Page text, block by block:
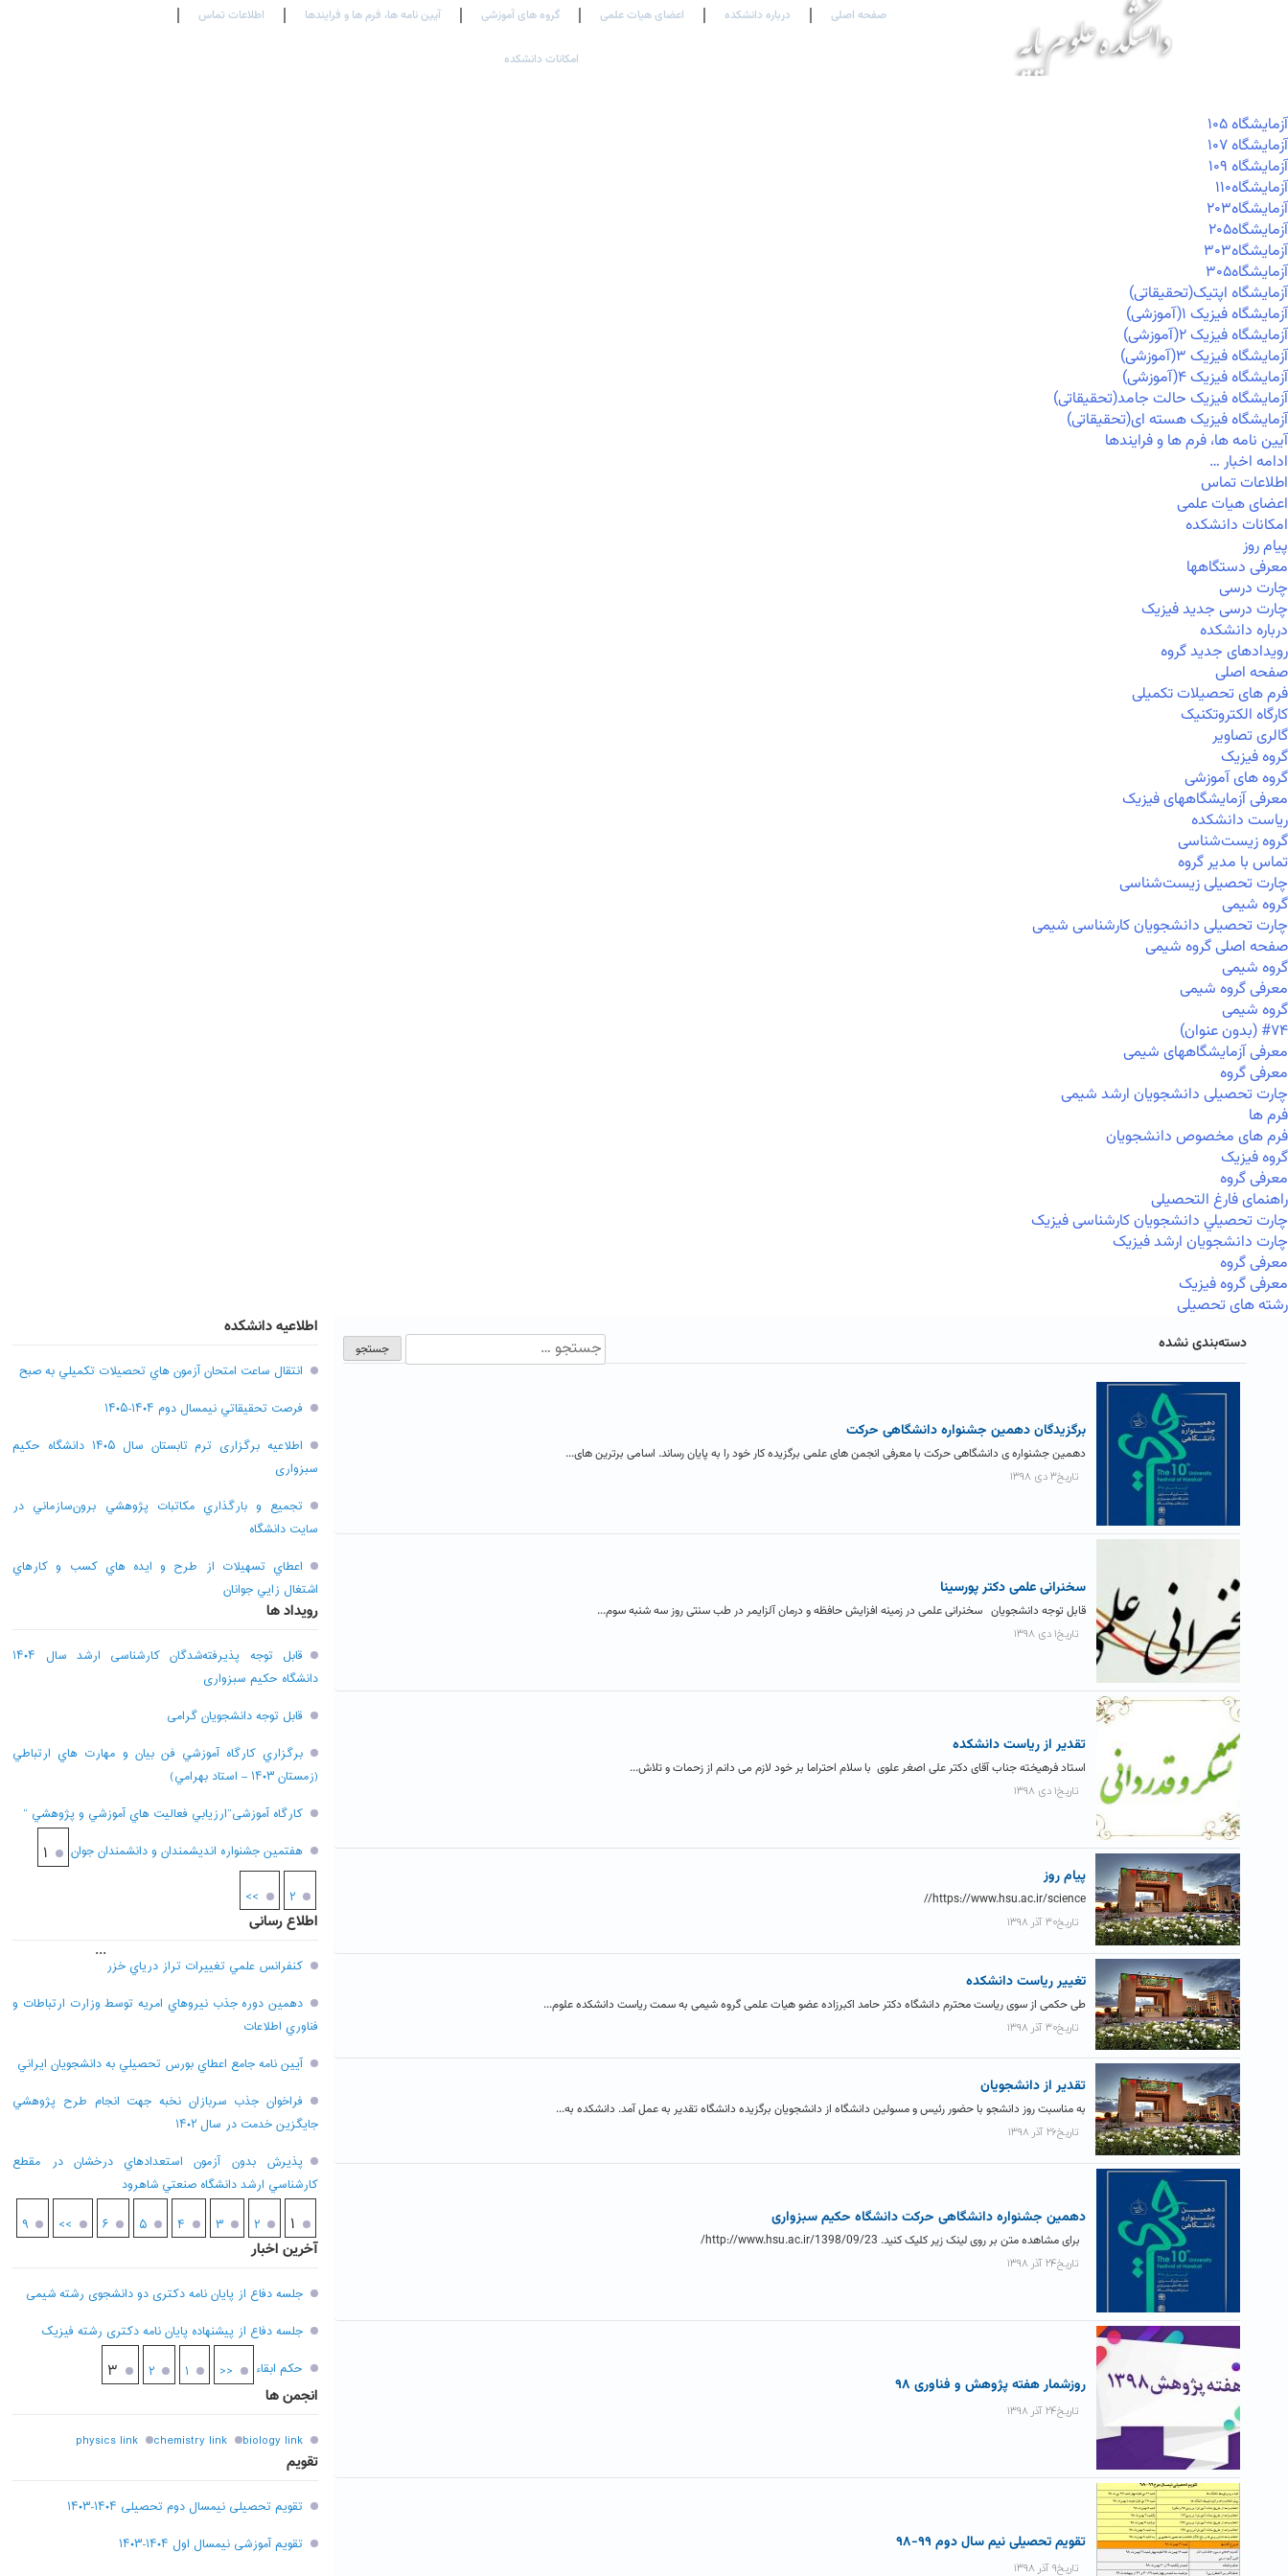
صفحه اصلی درباره دانشکده اعضای هیات علمی گروه های آموزشی آیین نامه ها، فرم ها و فرایندها اطلاعات تماس
امکانات دانشکده
آزمايشگاه ۱۰۵
آزمايشگاه ۱۰۷
آزمايشگاه ۱۰۹
آزمايشگاه۱۱۰
آزمايشگاه۲۰۳
آزمايشگاه۲۰۵
آزمايشگاه۳۰۳
آزمايشگاه۳۰۵
آزمایشگاه اپتیک(تحقیقاتی)
آزمایشگاه فیزیک ۱(آموزشی)
آزمایشگاه فیزیک ۲(آموزشی)
آزمایشگاه فیزیک ۳(آموزشی)
آزمایشگاه فیزیک ۴(آموزشی)
آزمایشگاه فیزیک حالت جامد(تحقیقاتی)
آزمایشگاه فیزیک هسته ای(تحقیقاتی)
آیین نامه ها، فرم ها و فرایندها
ادامه اخبار …
اطلاعات تماس
اعضای هیات علمی
امکانات دانشکده
پیام روز
معرفی دستگاهها
چارت درسی
چارت درسی جدید فیزیک
درباره دانشکده
رویدادهای جدید گروه
صفحه اصلی
فرم های تحصیلات تکمیلی
کارگاه الکتروتکنیک
گالری تصاویر
گروه فیزیک
گروه های آموزشی
معرفی آزمایشگاههای فیزیک
ریاست دانشکده
گروه زیست‌شناسی
تماس با مدیر گروه
چارت تحصیلی زیست‌شناسی
گروه شیمی
چارت تحصیلی دانشجویان کارشناسی شیمی
صفحه اصلی گروه شیمی
گروه شیمی
معرفی گروه شیمی
گروه شیمی
#۷۴ (بدون عنوان)
معرفی آزمایشگاههای شیمی
معرفی گروه
چارت تحصیلی دانشجویان ارشد شیمی
فرم ها
فرم های مخصوص دانشجویان
گروه فیزیک
معرفی گروه
راهنمای فارغ التحصیلی
چارت تحصيلي دانشجویان کارشناسی فیزیک
چارت دانشجویان ارشد فیزیک
معرفی گروه
معرفی گروه فیزیک
رشته های تحصیلی
دسته‌بندی نشده
برگزیدگان دهمین جشنواره دانشگاهی حرکت
دهمین جشنواره ی دانشگاهی حرکت با معرفی انجمن های علمی برگزیده کار خود را به پایان رساند. اسامی برترین های...
تاریخ۳ دی ۱۳۹۸
سخنرانی علمی دکتر پورسینا
قابل توجه دانشجویان سخنرانی علمی در زمینه افزایش حافظه و درمان آلزایمر در طب سنتی روز سه شنبه سوم...
تاریخ۱ دی ۱۳۹۸
تقدیر از ریاست دانشکده
استاد فرهیخته جناب آقای دکتر علی اصغر علوی با سلام احتراما بر خود لازم می دانم از زحمات و تلاش...
تاریخ۱ دی ۱۳۹۸
پیام روز
https://www.hsu.ac.ir/science//
تاریخ۳۰ آذر ۱۳۹۸
تغییر ریاست دانشکده
طی حکمی از سوی ریاست محترم دانشگاه دکتر حامد اکبرزاده عضو هیات علمی گروه شیمی به سمت ریاست دانشکده علوم...
تاریخ۳۰ آذر ۱۳۹۸
تقدیر از دانشجویان
به مناسبت روز دانشجو با حضور رئیس و مسولین دانشگاه از دانشجویان برگزیده دانشگاه تقدیر به عمل آمد. دانشکده به...
تاریخ۲۶ آذر ۱۳۹۸
دهمین جشنواره دانشگاهی حرکت دانشگاه حکیم سبزواری
برای مشاهده متن بر روی لینک زیر کلیک کنید. http://www.hsu.ac.ir/1398/09/23/
تاریخ۲۴ آذر ۱۳۹۸
روزشمار هفته پژوهش و فناوری ۹۸
تاریخ۲۴ آذر ۱۳۹۸
تقویم تحصیلی نیم سال دوم ۹۹-۹۸
تاریخ۹ آذر ۱۳۹۸
اطلاعیه دانشکده
انتقال ساعت امتحان آزمون هاي تحصيلات تکميلي به صبح
فرصت تحقيقاتي نیمسال دوم ۱۴۰۴-۱۴۰۵
اطلاعیه برگزاری ترم تابستان سال ۱۴۰۵ دانشگاه حکیم
سبزواری
تجميع و بارگذاري مکاتبات پژوهشي برون‌سازماني در
سايت دانشگاه
اعطاي تسهيلات از طرح و ايده هاي کسب و کارهاي
اشتغال زايي جوانان
رویداد ها
قابل توجه پذیرفته‌شدگان کارشناسی ارشد سال ۱۴۰۴
دانشگاه حکیم سبزواری
قابل توجه دانشجویان گرامی
برگزاري کارگاه آموزشي فن بيان و مهارت هاي ارتباطي
(زمستان ۱۴۰۳ – استاد بهرامي)
کارگاه آموزشی”ارزيابي فعاليت هاي آموزشي و پژوهشي “
هفتمين جشنواره انديشمندان و دانشمندان جوان
۱
۲ >>
اطلاع رسانی
کنفرانس علمي تغييرات تراز درياي خزر
دهمين دوره جذب نيروهاي امريه توسط وزارت ارتباطات و
فناوري اطلاعات
آيين نامه جامع اعطاي بورس تحصيلي به دانشجويان ايراني
فراخوان جذب سربازان نخبه جهت انجام طرح پژوهشي
جايگزين خدمت در سال ۱۴۰۲
پذيرش بدون آزمون استعدادهاي درخشان در مقطع
کارشناسي ارشد دانشگاه صنعتي شاهرود
۱ ۲ ۳ ۴ ۵ ۶
...
۹ >>
آخرین اخبار
جلسه دفاع از پایان نامه دکتری دو دانشجوی رشته شیمی
جلسه دفاع از پیشنهاده پایان نامه دکتری رشته فیزیک
حکم ابقاء
<< ۱ ۲ ۳
انجمن ها
biology link
chemistry link
physics link
تقویم
تقویم تحصیلی نیمسال دوم تحصیلی ۱۴۰۴-۱۴۰۳
تقویم آموزشی نیمسال اول ۱۴۰۴-۱۴۰۳